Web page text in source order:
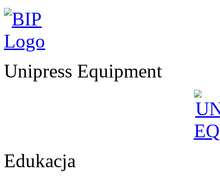
Unipress Equipment
Edukacja